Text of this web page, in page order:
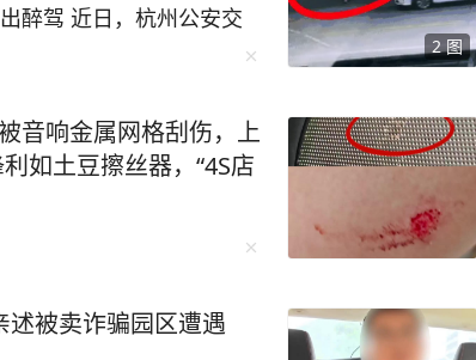
2 图
醉驾 近日，杭州公安交
违法案例。一起来看看
等候充电位的舒某见有交
观“吃瓜”，并主动向交
的问话立刻引起了执勤交
故，怎么了？”面对交警
啤酒，我怕你查酒驾，我
你喝了一瓶啤酒，还自告
音响金属网格刮伤，上
如土豆擦丝器，“4S店
述被卖诈骗园区遭遇